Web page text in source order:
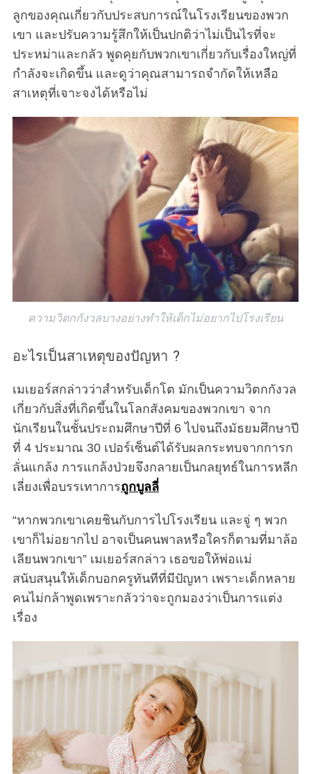
ลูกของคุณเกี่ยวกับประสบการณ์ในโรงเรียนของพวก
เขา และปรับความรู้สึกให้เป็นปกติว่าไม่เป็นไรที่จะ
ประหม่าและกลัว พูดคุยกับพวกเขาเกี่ยวกับเรื่องใหญ่ที่
กำลังจะเกิดขึ้น และดูว่าคุณสามารถจำกัดให้เหลือ
สาเหตุที่เจาะจงได้หรือไม่
ความวิตกกังวลบางอย่างทำให้เด็กไม่อยากไปโรงเรียน
อะไรเป็นสาเหตุของปัญหา ?
เมเยอร์สกล่าวว่าสำหรับเด็กโต มักเป็นความวิตกกังวล
เกี่ยวกับสิ่งที่เกิดขึ้นในโลกสังคมของพวกเขา จาก
นักเรียนในชั้นประถมศึกษาปีที่ 6 ไปจนถึงมัธยมศึกษาปี
ที่ 4 ประมาณ 30 เปอร์เซ็นต์ได้รับผลกระทบจากการก
ลั่นแกล้ง การแกล้งป่วยจึงกลายเป็นกลยุทธ์ในการหลีก
เลี่ยงเพื่อบรรเทาการถูกบูลลี่
“หากพวกเขาเคยชินกับการไปโรงเรียน และจู่ ๆ พวก
เขาก็ไม่อยากไป อาจเป็นคนพาลหรือใครก็ตามที่มาล้อ
เลียนพวกเขา” เมเยอร์สกล่าว เธอขอให้พ่อแม่
สนับสนุนให้เด็กบอกครูทันทีที่มีปัญหา เพราะเด็กหลาย
คนไม่กล้าพูดเพราะกลัวว่าจะถูกมองว่าเป็นการแต่ง
เรื่อง
e
f
o